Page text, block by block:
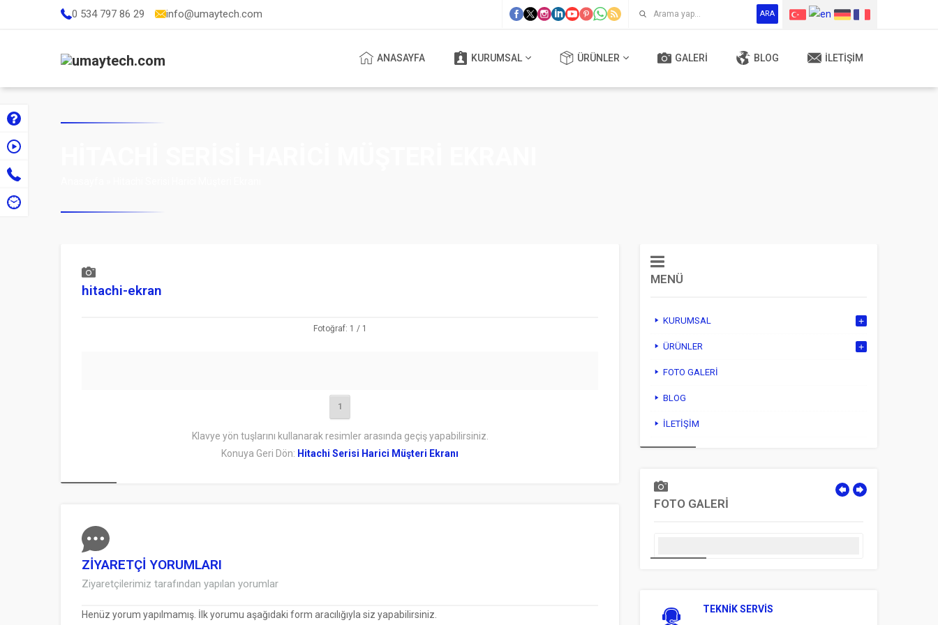
0 534 797 86 29 info@umaytech.com ARA
ANASAYFA KURUMSAL ÜRÜNLER GALERI BLOG İLETIŞIM
hitachi-ekran
Fotoğraf: 1 / 1
1
Klavye yön tuşlarını kullanarak resimler arasında geçiş yapabilirsiniz.
Konuya Geri Dön: Hitachi Serisi Harici Müşteri Ekranı
ZİYARETÇİ YORUMLARI
Ziyaretçilerimiz tarafından yapılan yorumlar
Henüz yorum yapılmamış. İlk yorumu aşağıdaki form aracılığıyla siz yapabilirsiniz.
MENÜ
KURUMSAL
ÜRÜNLER
FOTO GALERI
BLOG
İLETIŞIM
FOTO GALERİ
TEKNİK SERVİS